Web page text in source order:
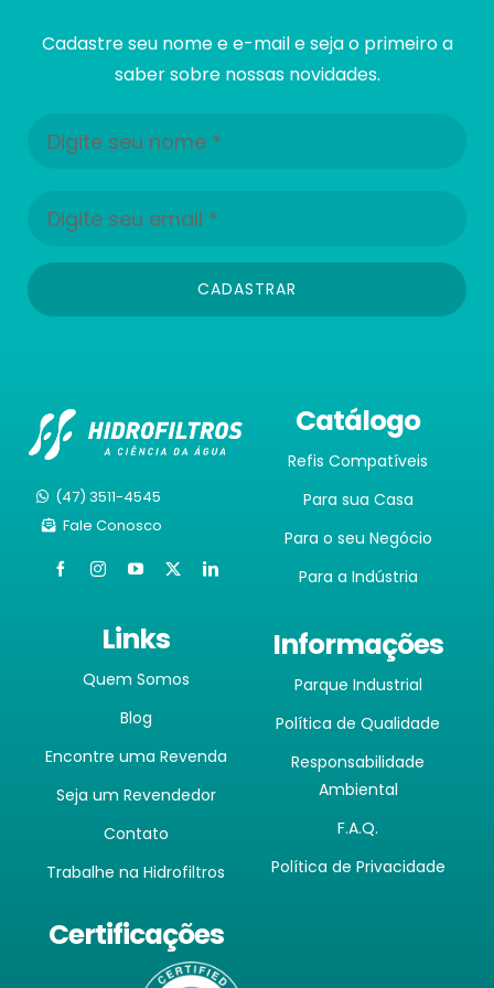
Cadastre seu nome e e-mail e seja o primeiro a
saber sobre nossas novidades.
CADASTRAR
(47) 3511-4545
Fale Conosco
Catálogo
Refis Compatíveis
Para sua Casa
Para o seu Negócio
Para a Indústria
Links
Quem Somos
Blog
Encontre uma Revenda
Seja um Revendedor
Contato
Trabalhe na Hidrofiltros
Informações
Parque Industrial
Política de Qualidade
Responsabilidade
Ambiental
F.A.Q.
Política de Privacidade
Certificações